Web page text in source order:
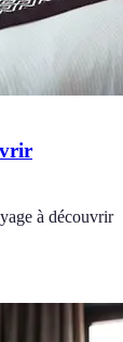
à découvrir